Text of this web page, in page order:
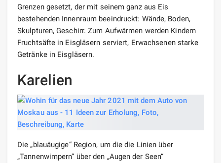
Grenzen gesetzt, der mit seinem ganz aus Eis
bestehenden Innenraum beeindruckt: Wände, Boden,
Skulpturen, Geschirr. Zum Aufwärmen werden Kindern
Fruchtsäfte in Eisgläsern serviert, Erwachsenen starke
Getränke in Eisgläsern.
Karelien
Die „blauäugige“ Region, um die die Linien über
„Tannenwimpern“ über den „Augen der Seen“